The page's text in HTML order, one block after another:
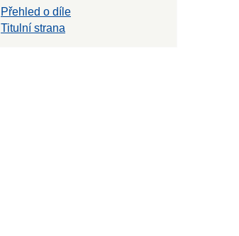
Přehled o díle
Titulní strana